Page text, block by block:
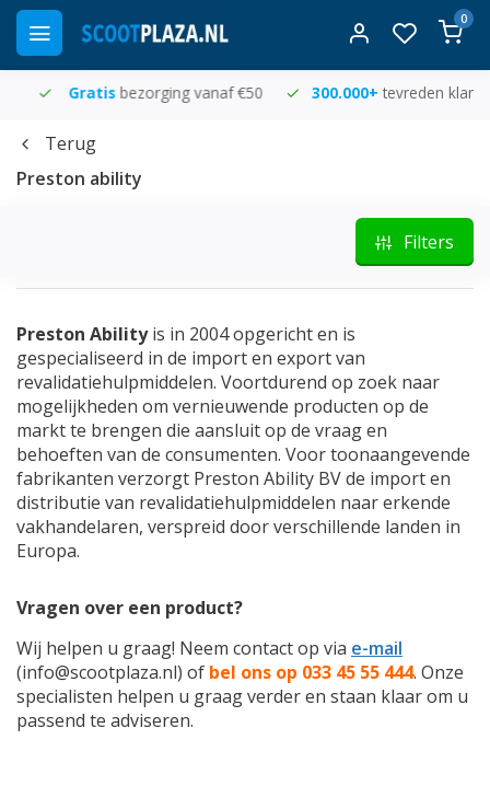
0
Gratisbezorging vanaf €50 300.000+tevreden klanten
Terug
Preston ability
Filters
Preston Abilityis in 2004 opgericht en is
gespecialiseerd in de import en export van
revalidatiehulpmiddelen. Voortdurend op zoek naar
mogelijkheden om vernieuwende producten op de
markt te brengen die aansluit op de vraag en
behoeften van de consumenten. Voor toonaangevende
fabrikanten verzorgt Preston Ability BV de import en
distributie van revalidatiehulpmiddelen naar erkende
vakhandelaren, verspreid door verschillende landen in
Europa.
Vragen over een product?
Wij helpen u graag! Neem contact op via e-mail
(info@scootplaza.nl) of bel ons op 033 45 55 444. Onze
specialisten helpen u graag verder en staan klaar om u
passend te adviseren.